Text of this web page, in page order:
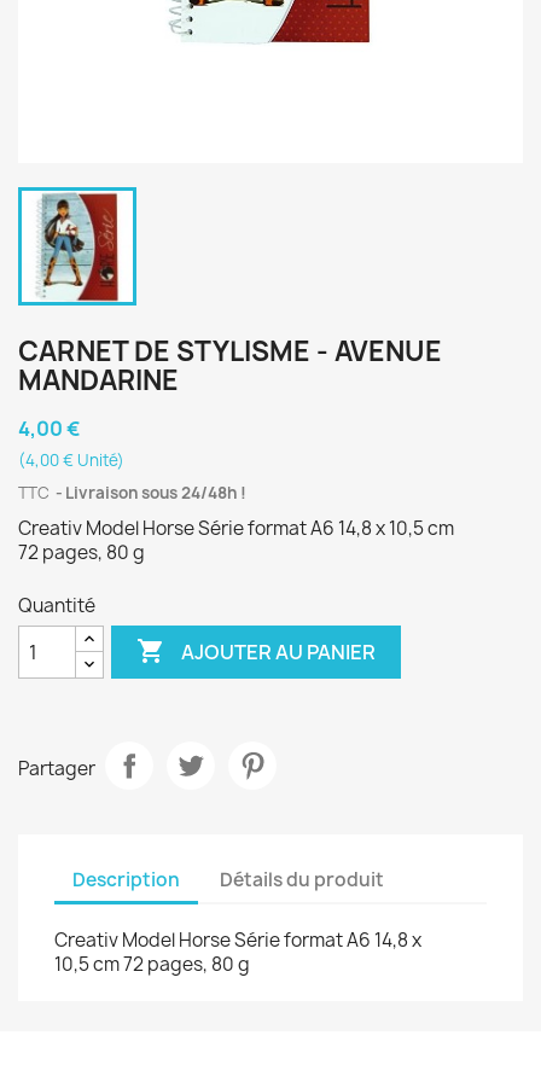
CARNET DE STYLISME - AVENUE
MANDARINE
4,00 €
(4,00 € Unité)
TTC
Livraison sous 24/48h !
Creativ Model Horse Série format A6 14,8 x 10,5 cm
72 pages, 80 g
Quantité
 AJOUTER AU PANIER
Partager
Description Détails du produit
Creativ Model Horse Série format A6 14,8 x
10,5 cm 72 pages, 80 g